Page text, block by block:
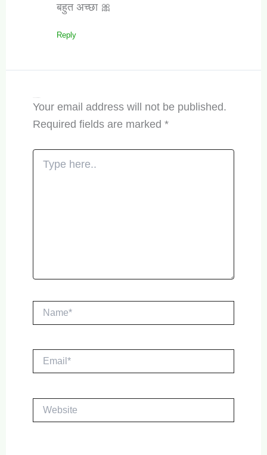
बहुत अच्छा 🎀
Reply
Your email address will not be published.
Required fields are marked *
Type
here..
Email*